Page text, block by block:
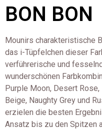
BON BON
Mounirs charakteristische
das i-Tüpfelchen dieser
verführerische und
wunderschönen
Purple Moon, Desert
Beige, Naughty Grey und
erzielen die besten
Ansatz bis zu den Spitzen